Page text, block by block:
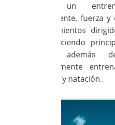
dando un
(intermitente, fuerza
entrenamientos
estoy haciendo
trainer,
principalmente
montaña y natación.